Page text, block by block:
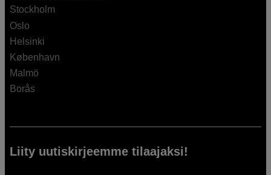
Stockholm
Oslo
Helsinki
København
Malmö
Borås
Liity uutiskirjeemme tilaajaksi!